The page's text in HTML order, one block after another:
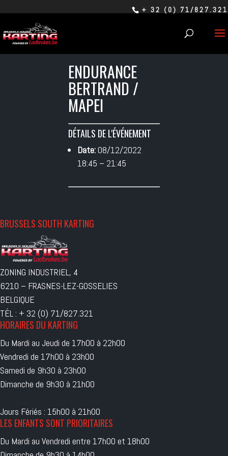
+ 32 (0) 71/827.321
ENDURANCE
BERTRAND /
MAPEI
DÉTAILS DE L'ÉVÉNEMENT
Date:08/12/2022
18:45 – 21:45
BRUSSELS SOUTH KARTING
ZONING INDUSTRIEL, 4
6210 – FRASNES-LEZ-GOSSELIES
BELGIQUE
TÉL : + 32 (0) 71/827.321
HORAIRES DU KARTING
Du Mardi au Jeudi de 17h00 à 22h00
Vendredi de 17h00 à 23h00
Samedi de 9h30 à 23h00
Dimanche de 9h30 à 21h00
Jours Fériés : 15h00 à 21h00
LES ENFANTS SONT PRIORITAIRES
Du Mardi au Vendredi entre 17h00 et 18h00